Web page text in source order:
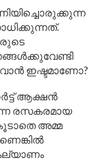
ഇഷ്ടമാണോ?
ആക്ഷൻ
രസകരമായ
അമ്മ